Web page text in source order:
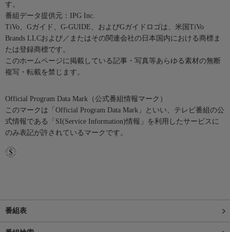
す。
番組データ提供元：IPG Inc.
TiVo、Gガイド、G-GUIDE、およびGガイドロゴは、米国TiVo
Brands LLCおよび／またはその関連会社の日本国内における商標ま
たは登録商標です。
このホームページに掲載している記事・写真等あらゆる素材の無断
複写・転載を禁じます。
Official Program Data Mark（公式番組情報マーク）
このマークは「Official Program Data Mark」といい、テレビ番組の公
式情報である「SI(Service Information)情報」を利用したサービスに
のみ表記が許されているマークです。
番組表